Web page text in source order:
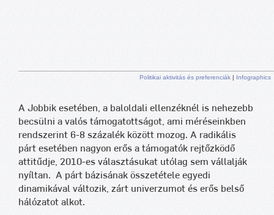
Politikai aktivitás és preferenciák | Infographics
A Jobbik esetében, a baloldali ellenzéknél is nehezebb
becsülni a valós támogatottságot, ami méréseinkben
rendszerint 6-8 százalék között mozog. A radikális
párt esetében nagyon erős a támogatók rejtőzködő
attitűdje, 2010-es választásukat utólag sem vállalják
nyíltan. A párt bázisának összetétele egyedi
dinamikával változik, zárt univerzumot és erős belső
hálózatot alkot.